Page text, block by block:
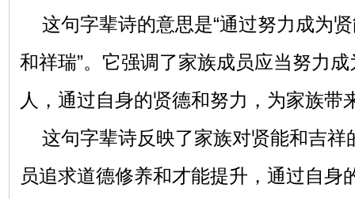
这句字辈诗的意思是“通过努力成为
和祥瑞”。它强调了家族成员应当努力
人，通过自身的贤德和努力，为家族带
这句字辈诗反映了家族对贤能和吉祥
员追求道德修养和才能提升，通过自身